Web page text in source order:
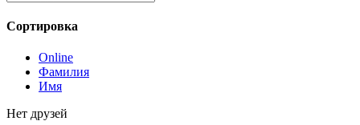
Сортировка
Online
Фамилия
Имя
Нет друзей